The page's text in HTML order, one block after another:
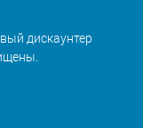
дискаунтер